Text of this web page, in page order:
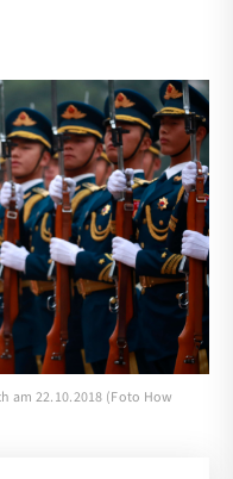
am 22.10.2018 (Foto How